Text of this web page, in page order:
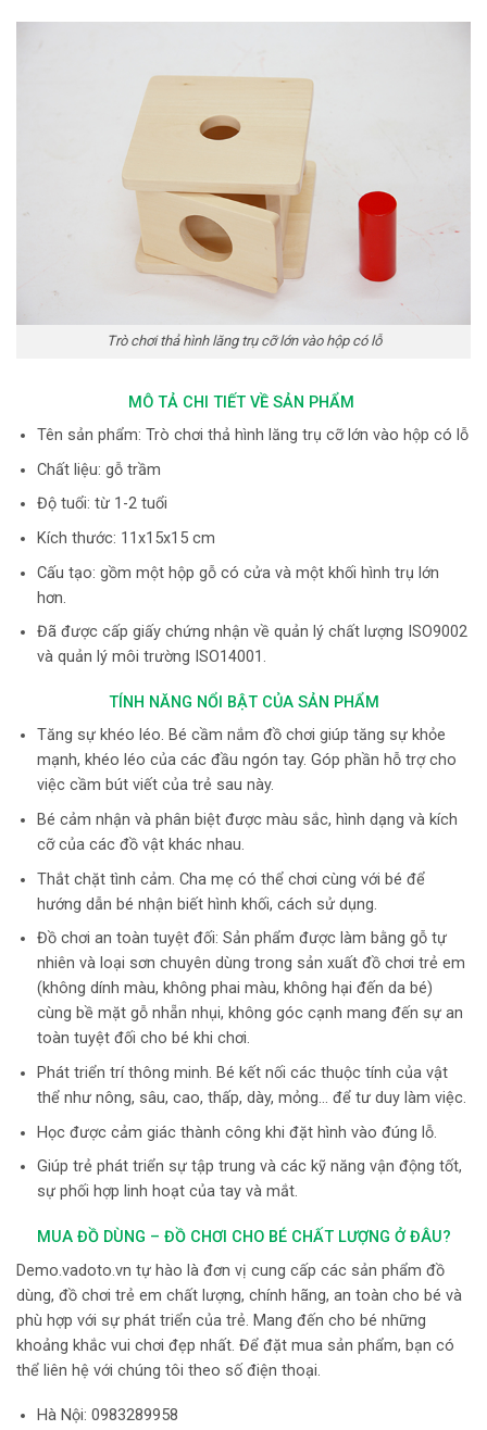
Trò chơi thả hình lăng trụ cỡ lớn vào hộp có lỗ
MÔ TẢ CHI TIẾT VỀ SẢN PHẨM
Tên sản phẩm: Trò chơi thả hình lăng trụ cỡ lớn vào hộp có lỗ
Chất liệu: gỗ trầm
Độ tuổi: từ 1-2 tuổi
Kích thước: 11x15x15 cm
Cấu tạo: gồm một hộp gỗ có cửa và một khối hình trụ lớn
hơn.
Đã được cấp giấy chứng nhận về quản lý chất lượng ISO9002
và quản lý môi trường ISO14001.
TÍNH NĂNG NỔI BẬT CỦA SẢN PHẨM
Tăng sự khéo léo. Bé cầm nắm đồ chơi giúp tăng sự khỏe
mạnh, khéo léo của các đầu ngón tay. Góp phần hỗ trợ cho
việc cầm bút viết của trẻ sau này.
Bé cảm nhận và phân biệt được màu sắc, hình dạng và kích
cỡ của các đồ vật khác nhau.
Thắt chặt tình cảm. Cha mẹ có thể chơi cùng với bé để
hướng dẫn bé nhận biết hình khối, cách sử dụng.
Đồ chơi an toàn tuyệt đối: Sản phẩm được làm bằng gỗ tự
nhiên và loại sơn chuyên dùng trong sản xuất đồ chơi trẻ em
(không dính màu, không phai màu, không hại đến da bé)
cùng bề mặt gỗ nhẵn nhụi, không góc cạnh mang đến sự an
toàn tuyệt đối cho bé khi chơi.
Phát triển trí thông minh. Bé kết nối các thuộc tính của vật
thể như nông, sâu, cao, thấp, dày, mỏng… để tư duy làm việc.
Học được cảm giác thành công khi đặt hình vào đúng lỗ.
Giúp trẻ phát triển sự tập trung và các kỹ năng vận động tốt,
sự phối hợp linh hoạt của tay và mắt.
MUA ĐỒ DÙNG – ĐỒ CHƠI CHO BÉ CHẤT LƯỢNG Ở ĐÂU?
Demo.vadoto.vn tự hào là đơn vị cung cấp các sản phẩm đồ
dùng, đồ chơi trẻ em chất lượng, chính hãng, an toàn cho bé và
phù hợp với sự phát triển của trẻ. Mang đến cho bé những
khoảng khắc vui chơi đẹp nhất. Để đặt mua sản phẩm, bạn có
thể liên hệ với chúng tôi theo số điện thoại.
Hà Nội: 0983289958